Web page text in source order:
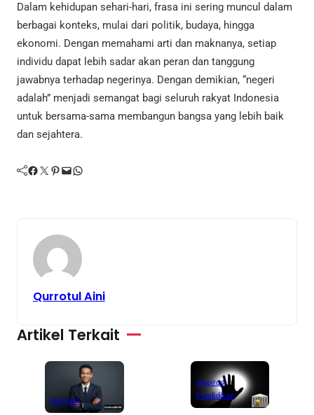
Dalam kehidupan sehari-hari, frasa ini sering muncul dalam
berbagai konteks, mulai dari politik, budaya, hingga
ekonomi. Dengan memahami arti dan maknanya, setiap
individu dapat lebih sadar akan peran dan tanggung
jawabnya terhadap negerinya. Dengan demikian, “negeri
adalah” menjadi semangat bagi seluruh rakyat Indonesia
untuk bersama-sama membangun bangsa yang lebih baik
dan sejahtera.
Facebook Twitter Pinterest Mail WhatsApp
Qurrotul Aini
Artikel Terkait
Inspirasi
Inspirasi
Pendidikan